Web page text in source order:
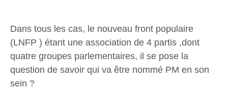
Dans tous les cas, le nouveau front populaire
(LNFP ) étant une association de 4 partis ,dont
quatre groupes parlementaires, il se pose la
question de savoir qui va être nommé PM en son
sein ?